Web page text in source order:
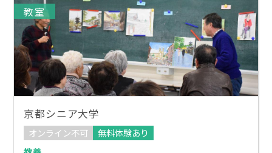
教室
京都シニア大学
オンライン不可
無料体験あり